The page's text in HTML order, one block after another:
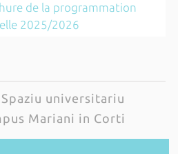
de la programmation
2025/2026
Spaziu universitariu
Mariani in Corti